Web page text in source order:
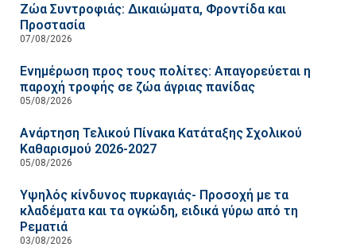
Ζώα Συντροφιάς: Δικαιώματα, Φροντίδα και
Προστασία
07/08/2026
Ενημέρωση προς τους πολίτες: Απαγορεύεται η
παροχή τροφής σε ζώα άγριας πανίδας
05/08/2026
Ανάρτηση Τελικού Πίνακα Κατάταξης Σχολικού
Καθαρισμού 2026-2027
05/08/2026
Υψηλός κίνδυνος πυρκαγιάς- Προσοχή με τα
κλαδέματα και τα ογκώδη, ειδικά γύρω από τη
Ρεματιά
03/08/2026